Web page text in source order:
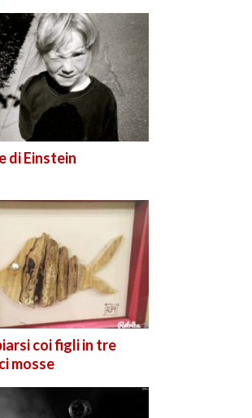
di Einstein
coi figli in tre
mosse